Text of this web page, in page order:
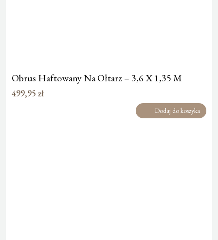
Obrus Haftowany Na Ołtarz – 3,6 X 1,35 M
499,95 zł
Dodaj do koszyka